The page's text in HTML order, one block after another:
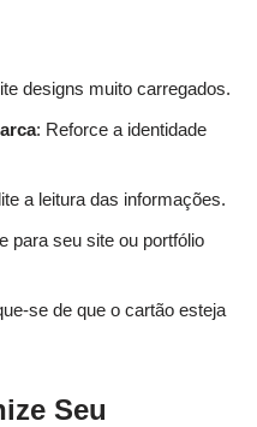
designs muito carregados.
: Reforce a identidade
a leitura das informações.
para seu site ou portfólio
se de que o cartão esteja
Seu